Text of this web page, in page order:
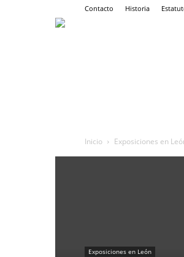
Contacto Historia
Inicio Exposiciones en
Exposiciones en León